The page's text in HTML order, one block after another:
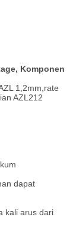
Komponen
1,2mm,rate
AZL212
dapat
kali arus dari